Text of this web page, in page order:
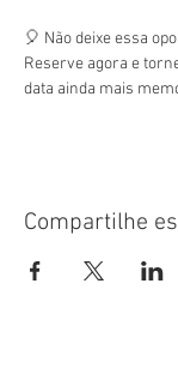
🎈 Não deixe essa
Reserve agora e
data ainda mais
Compartilhe